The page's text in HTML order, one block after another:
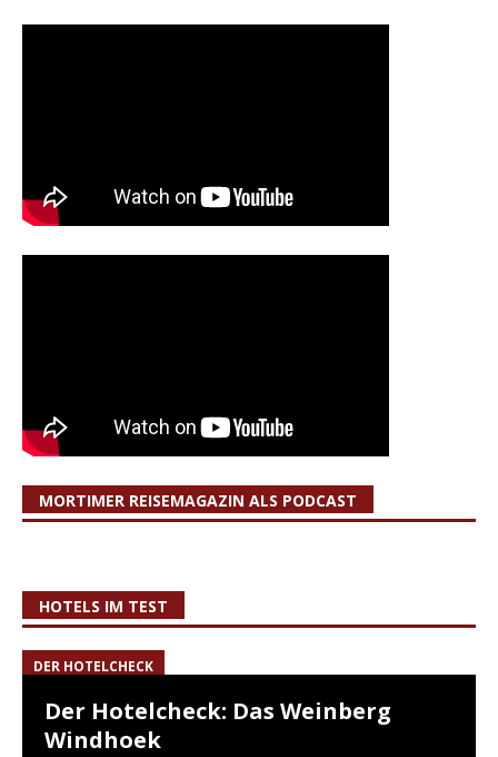
MORTIMER REISEMAGAZIN ALS PODCAST
HOTELS IM TEST
DER HOTELCHECK
Der Hotelcheck: Das Weinberg
Windhoek